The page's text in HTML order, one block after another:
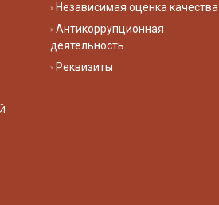
Независимая оценка качества
Антикоррупционная
деятельность
Реквизиты